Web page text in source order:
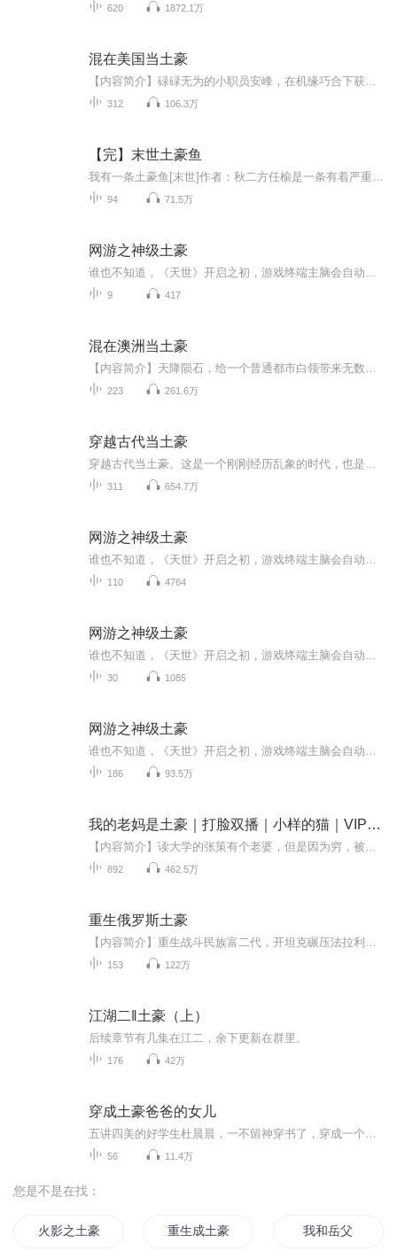
620 1872.1万
混在美国当土豪
312 106.3万
【完】末世土豪鱼
94 71.5万
网游之神级土豪
9 417
混在澳洲当土豪
223 261.6万
穿越古代当土豪
311 654.7万
网游之神级土豪
110 4764
网游之神级土豪
30 1085
网游之神级土豪
186 93.5万
我的老妈是土豪｜打脸双播｜小样的猫｜VIP免费
892 462.5万
重生俄罗斯土豪
153 122万
江湖二‖土豪（上）
后续章节有几集在江二，余下更新在群里。
176 42万
穿成土豪爸爸的女儿
56 11.4万
您是不是在找：
火影之土豪系统 重生成土豪 我和岳父